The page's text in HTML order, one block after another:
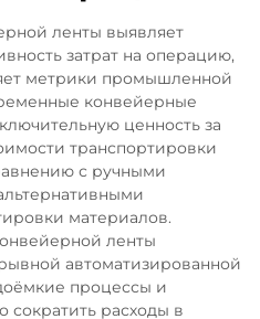
ленты выявляет
затрат на операцию,
метрики промышленной
конвейерные
ценность за
транспортировки
с ручными
материалов.
ленты
автоматизированной
процессы и
расходы в